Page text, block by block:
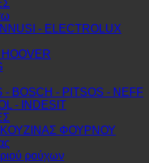
- ELECTROLUX
- BOSCH - PITSOS - NEFF
- INDESIT
ΚΟΥΖΙΝΑΣ ΦΟΥΡΝΟΥ
ρούχων